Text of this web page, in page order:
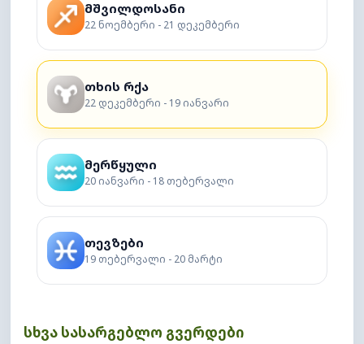
მშვილდოსანი
22 ნოემბერი - 21 დეკემბერი
თხის რქა
22 დეკემბერი - 19 იანვარი
მერწყული
20 იანვარი - 18 თებერვალი
თევზები
19 თებერვალი - 20 მარტი
სხვა სასარგებლო გვერდები